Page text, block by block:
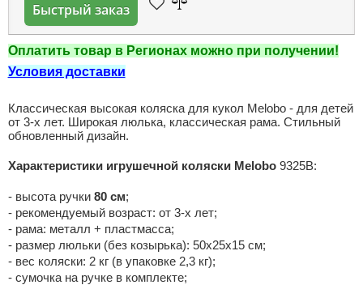
Быстрый заказ
Оплатить товар в Регионах можно при получении!
Условия доставки
Классическая высокая коляска для кукол Melobo - для детей
от 3-х лет. Широкая люлька, классическая рама. Стильный
обновленный дизайн.
Характеристики игрушечной коляски Melobo9325В:
- высота ручки 80 см;
- рекомендуемый возраст: от 3-х лет;
- рама: металл + пластмасса;
- размер люльки (без козырька): 50х25х15 см;
- вес коляски: 2 кг (в упаковке 2,3 кг);
- сумочка на ручке в комплекте;